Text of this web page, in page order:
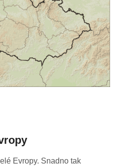
Evropy. Snadno tak